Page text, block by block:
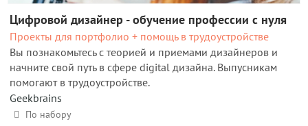
Цифровой дизайнер - обучение профессии с нуля
Проекты для портфолио + помощь в трудоустройстве
Вы познакомьтесь с теорией и приемами дизайнеров и
начните свой путь в сфере digital дизайна. Выпусникам
помогают в трудоустройстве.
Geekbrains
По набору